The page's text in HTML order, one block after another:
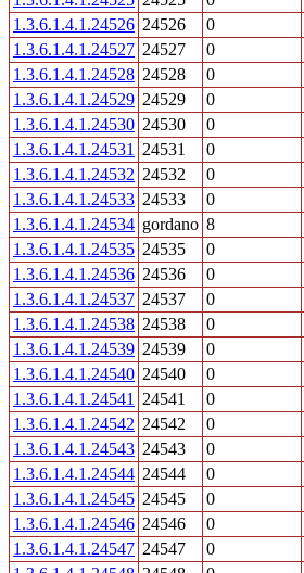
1.3.6.1.4.1.24526 24526 0
1.3.6.1.4.1.24527 24527 0
1.3.6.1.4.1.24528 24528 0
1.3.6.1.4.1.24529 24529 0
1.3.6.1.4.1.24530 24530 0
1.3.6.1.4.1.24531
24531 0
1.3.6.1.4.1.24532 24532 0
1.3.6.1.4.1.24533 24533 0
1.3.6.1.4.1.24534 gordano 8
1.3.6.1.4.1.24535 24535 0
1.3.6.1.4.1.24536 24536 0
1.3.6.1.4.1.24537 24537 0
1.3.6.1.4.1.24538 24538 0
1.3.6.1.4.1.24539 24539 0
1.3.6.1.4.1.24540 24540 0
1.3.6.1.4.1.24541
24541 0
1.3.6.1.4.1.24542 24542 0
1.3.6.1.4.1.24543 24543 0
1.3.6.1.4.1.24544 24544 0
1.3.6.1.4.1.24545 24545 0
1.3.6.1.4.1.24546 24546 0
1.3.6.1.4.1.24547 24547 0